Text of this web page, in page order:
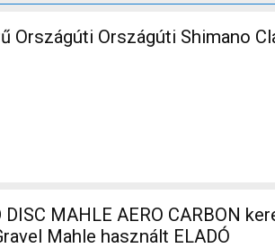
Claris tárcsafék
MAHLE AERO CARBON
Mahle használt ELADÓ